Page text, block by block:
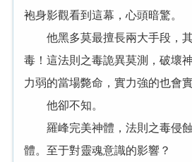
袍身影觀看到這幕，心頭暗驚。
他黑多莫最擅長兩大手段，其
毒！這法則之毒詭異莫測，破壞
力弱的當場斃命，實力強的也會實
他卻不知。
羅峰完美神體，法則之毒侵蝕
體。至于對靈魂意識的影響？